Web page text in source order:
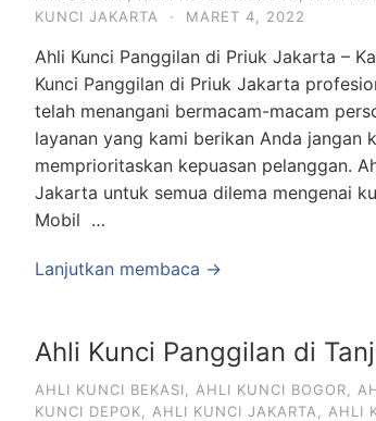
KUNCI JAKARTA
· MARET 4, 2022
Ahli Kunci Panggilan di Priuk Jakarta –
Kunci Panggilan di Priuk Jakarta
telah menangani bermacam-macam
layanan yang kami berikan Anda jangan
memprioritaskan kepuasan pelanggan.
Jakarta untuk semua dilema mengenai
Mobil …
Lanjutkan membaca →
Ahli Kunci Panggilan di
AHLI KUNCI BEKASI AHLI KUNCI BOGOR
KUNCI DEPOK
AHLI KUNCI JAKARTA AHLI